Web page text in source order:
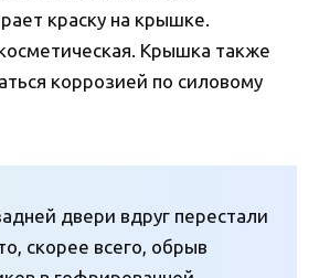
краску на крышке.
Крышка также
коррозией по силовому
двери вдруг перестали
скорее всего, обрыв